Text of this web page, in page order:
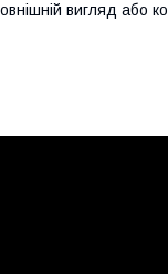
вигляд або